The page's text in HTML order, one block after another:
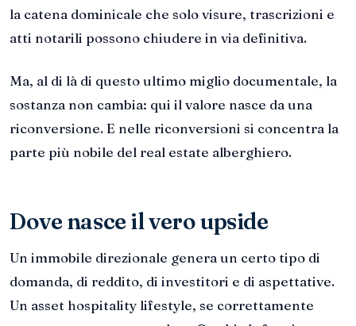
la catena dominicale che solo visure, trascrizioni e
atti notarili possono chiudere in via definitiva.
Ma, al di là di questo ultimo miglio documentale, la
sostanza non cambia: qui il valore nasce da una
riconversione. E nelle riconversioni si concentra la
parte più nobile del real estate alberghiero.
Dove nasce il vero upside
Un immobile direzionale genera un certo tipo di
domanda, di reddito, di investitori e di aspettative.
Un asset hospitality lifestyle, se correttamente